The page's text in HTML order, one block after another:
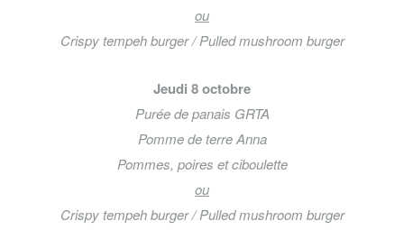
ou
Crispy tempeh burger / Pulled mushroom burger
Jeudi 8 octobre
Purée de panais GRTA
Pomme de terre Anna
Pommes, poires et ciboulette
ou
Crispy tempeh burger / Pulled mushroom burger